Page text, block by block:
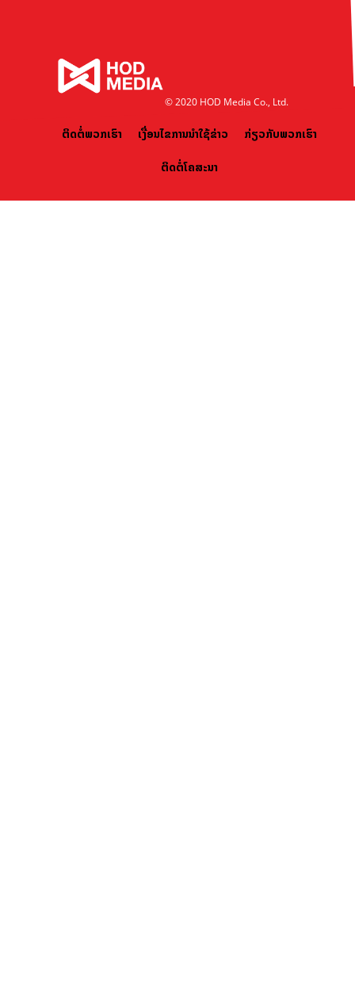
© 2020 HOD Media Co., Ltd.
ຕິດຕໍ່ພວກເຮົາ ເງື່ອນໄຂການນຳໃຊ້ຂ່າວ ກ່ຽວກັບພວກເຮົາ
ຕິດຕໍ່ໂຄສະນາ